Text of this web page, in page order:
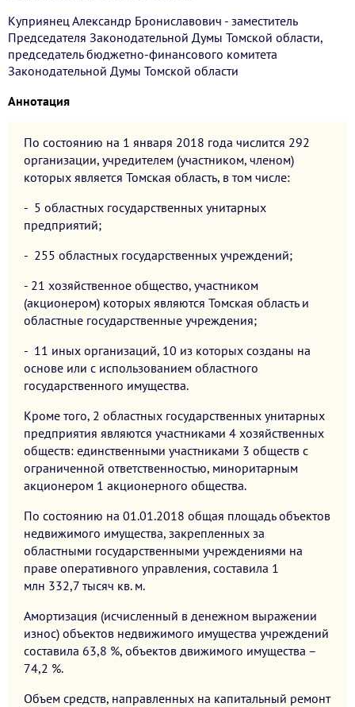
Куприянец Александр Брониславович - заместитель
Председателя Законодательной Думы Томской области,
председатель бюджетно-финансового комитета
Законодательной Думы Томской области
Аннотация
По состоянию на 1 января 2018 года числится 292
организации, учредителем (участником, членом)
которых является Томская область, в том числе:
- 5 областных государственных унитарных
предприятий;
- 255 областных государственных учреждений;
- 21 хозяйственное общество, участником
(акционером) которых являются Томская область и
областные государственные учреждения;
- 11 иных организаций, 10 из которых созданы на
основе или с использованием областного
государственного имущества.
Кроме того, 2 областных государственных унитарных
предприятия являются участниками 4 хозяйственных
обществ: единственными участниками 3 обществ с
ограниченной ответственностью, миноритарным
акционером 1 акционерного общества.
По состоянию на 01.01.2018 общая площадь объектов
недвижимого имущества, закрепленных за
областными государственными учреждениями на
праве оперативного управления, составила 1
млн 332,7 тысяч кв. м.
Амортизация (исчисленный в денежном выражении
износ) объектов недвижимого имущества учреждений
составила 63,8 %, объектов движимого имущества –
74,2 %.
Объем средств, направленных на капитальный ремонт